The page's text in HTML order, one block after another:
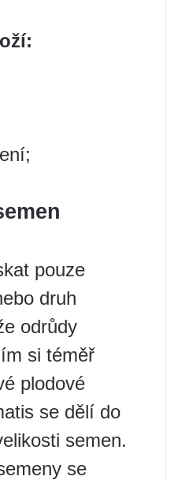
pouze
druh
odrůdy
si téměř
plodové
se dělí do
semen.
se